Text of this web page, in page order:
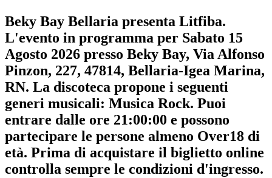
Beky Bay Bellaria presenta Litfiba.
L'evento in programma per Sabato 15
Agosto 2026 presso Beky Bay, Via Alfonso
Pinzon, 227, 47814, Bellaria-Igea Marina,
RN. La discoteca propone i seguenti
generi musicali: Musica Rock. Puoi
entrare dalle ore 21:00:00 e possono
partecipare le persone almeno Over18 di
età. Prima di acquistare il biglietto online
controlla sempre le condizioni d'ingresso.